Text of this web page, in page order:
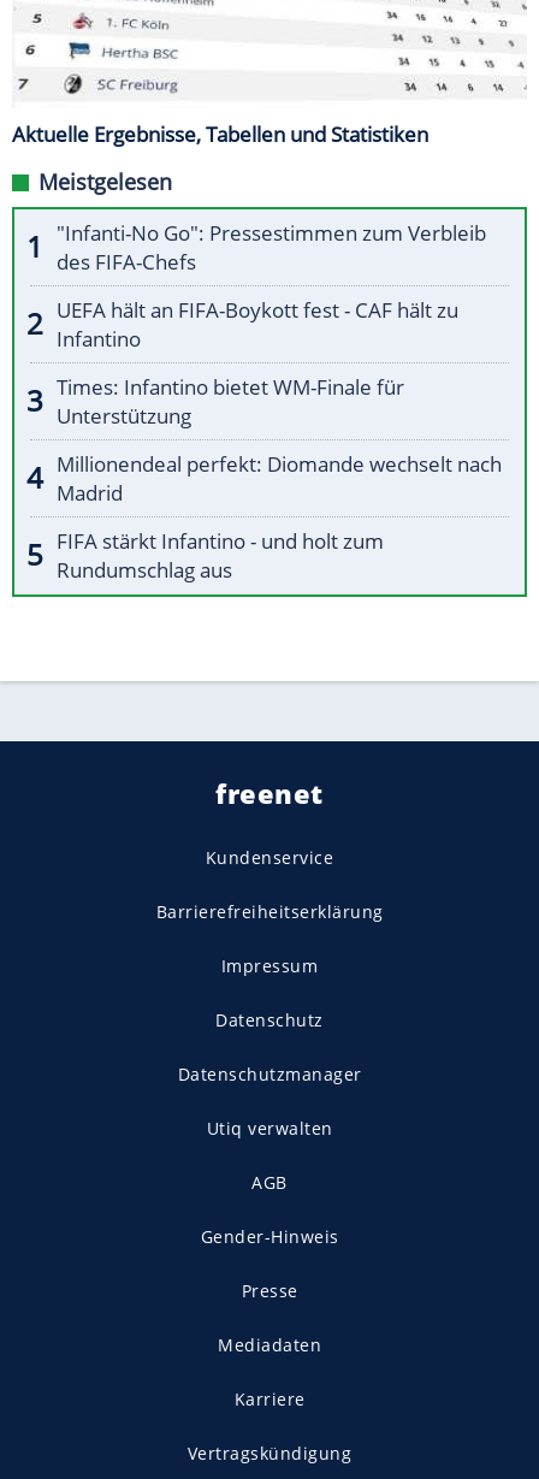
Aktuelle Ergebnisse, Tabellen und Statistiken
Meistgelesen
"Infanti-No Go": Pressestimmen zum Verbleib
des FIFA-Chefs
UEFA hält an FIFA-Boykott fest - CAF hält zu
Infantino
Times: Infantino bietet WM-Finale für
Unterstützung
Millionendeal perfekt: Diomande wechselt nach
Madrid
FIFA stärkt Infantino - und holt zum
Rundumschlag aus
freenet
Kundenservice
Barrierefreiheitserklärung
Impressum
Datenschutz
Datenschutzmanager
Utiq verwalten
AGB
Gender-Hinweis
Presse
Mediadaten
Karriere
Vertragskündigung